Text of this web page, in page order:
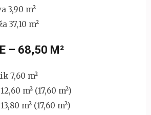
3,90 m²
37,10 m²
– 68,50 M²
7,60 m²
m² (17,60 m²)
m² (17,60 m²)